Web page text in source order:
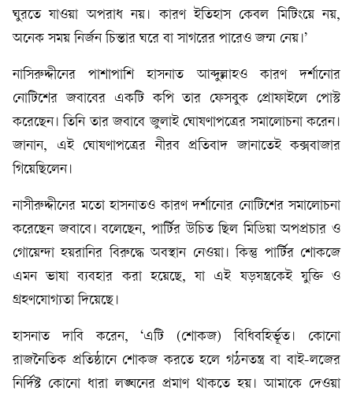
ঘুরতে যাওয়া অপরাধ নয়। কারণ ইতিহাস কেবল মিটিংয়ে নয়,
অনেক সময় নির্জন চিন্তার ঘরে বা সাগরের পারেও জন্ম নেয়।’
নাসিরুদ্দীনের পাশাপাশি হাসনাত আব্দুল্লাহও কারণ দর্শানোর
নোটিশের জবাবের একটি কপি তার ফেসবুক প্রোফাইলে পোস্ট
করেছেন। তিনি তার জবাবে জুলাই ঘোষণাপত্রের সমালোচনা করেন।
জানান, এই ঘোষণাপত্রের নীরব প্রতিবাদ জানাতেই কক্সবাজার
গিয়েছিলেন।
নাসীরুদ্দীনের মতো হাসনাতও কারণ দর্শানোর নোটিশের সমালোচনা
করেছেন জবাবে। বলেছেন, পার্টির উচিত ছিল মিডিয়া অপপ্রচার ও
গোয়েন্দা হয়রানির বিরুদ্ধে অবস্থান নেওয়া। কিন্তু পার্টির শোকজে
এমন ভাষা ব্যবহার করা হয়েছে, যা এই ষড়যন্ত্রকেই যুক্তি ও
গ্রহণযোগ্যতা দিয়েছে।
হাসনাত দাবি করেন, ‘এটি (শোকজ) বিধিবহির্ভূত। কোনো
রাজনৈতিক প্রতিষ্ঠানে শোকজ করতে হলে গঠনতন্ত্র বা বাই-লজের
নির্দিষ্ট কোনো ধারা লঙ্ঘনের প্রমাণ থাকতে হয়। আমাকে দেওয়া